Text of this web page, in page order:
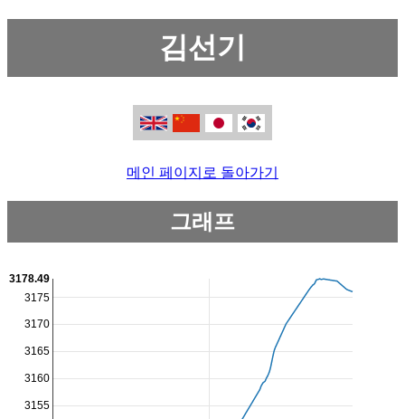
김선기
메인 페이지로 돌아가기
그래프
3155
3160
3165
3170
3175
3178.49